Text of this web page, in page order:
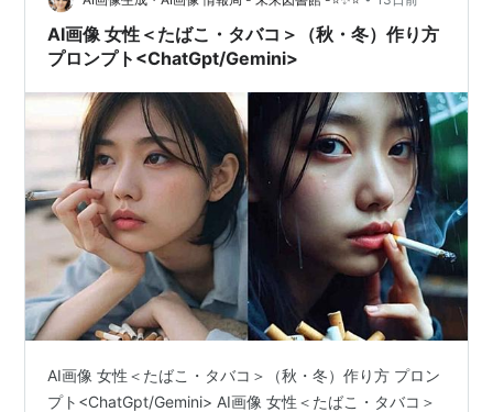
AI画像 女性＜たばこ・タバコ＞（秋・冬）作り方
プロンプト<ChatGpt/Gemini>
AI画像 女性＜たばこ・タバコ＞（秋・冬）作り方 プロン
プト<ChatGpt/Gemini> AI画像 女性＜たばこ・タバコ＞